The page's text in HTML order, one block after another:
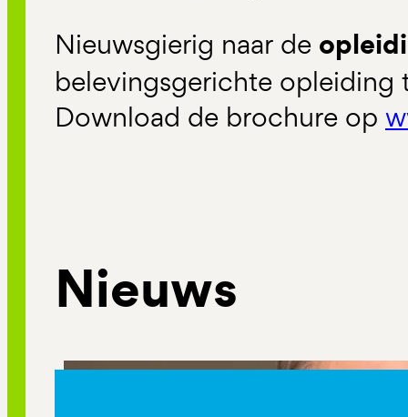
Nieuwsgierig naar de
belevingsgerichte opleiding
Download de brochure op
Nieuws